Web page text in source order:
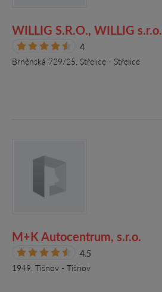
WILLIG S.R.O., WILLIG s.r.o.
4
Brněnská 729/25, Střelice - Střelice
M+K Autocentrum, s.r.o.
4.5
1949, Tišnov - Tišnov